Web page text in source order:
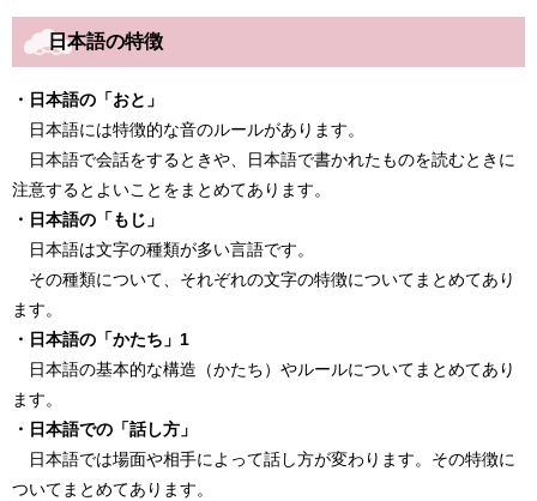
日本語の特徴
・日本語の「おと」
日本語には特徴的な音のルールがあります。
日本語で会話をするときや、日本語で書かれたものを読むときに
注意するとよいことをまとめてあります。
・日本語の「もじ」
日本語は文字の種類が多い言語です。
その種類について、それぞれの文字の特徴についてまとめてあり
ます。
・日本語の「かたち」1
日本語の基本的な構造（かたち）やルールについてまとめてあり
ます。
・日本語での「話し方」
日本語では場面や相手によって話し方が変わります。その特徴に
ついてまとめてあります。